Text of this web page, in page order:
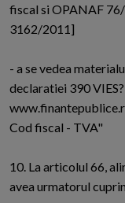
fiscal si OPANAF
3162/2011]
- a se vedea
declaratiei 390
Cod fiscal - TVA"
10. La articolul 66,
avea urmatorul